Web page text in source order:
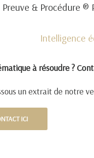
Preuve & Procédure
Intelligence
à résoudre ?
un extrait de notre
ICI